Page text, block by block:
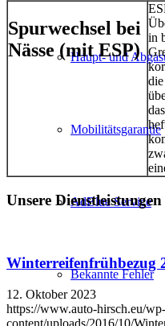
Haupt- und
Mobilitätsgarantie
AdBlue Service
Bekannte Fehler
Spurwechsel bei
Nässe(mit ESP)
in
Unsere
Winterreifenfrühbezug
12. Oktober 2023
https://www.auto-hirsch.eu/wp-
content/uploads/2016/10/